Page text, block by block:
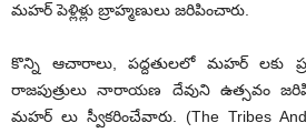
మహర్ పెళ్లిళ్లు బ్రాహ్మణులు జరిపించారు.
కొన్ని ఆచారాలు, పద్దతులలో మహర్ లకు
రాజపుత్రులు నారాయణ దేవుని ఉత్సవం
మహర్ లు స్వీకరించేవారు. (The Tribes